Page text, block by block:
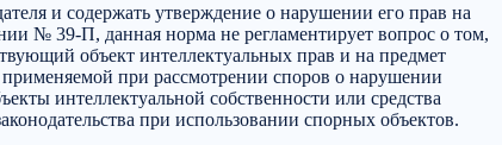
и содержать утверждение о нарушении его прав на
№ 39-П, данная норма не регламентирует вопрос о том,
объект интеллектуальных прав и на предмет
применяемой при рассмотрении споров о нарушении
интеллектуальной собственности или средства
при использовании спорных объектов.